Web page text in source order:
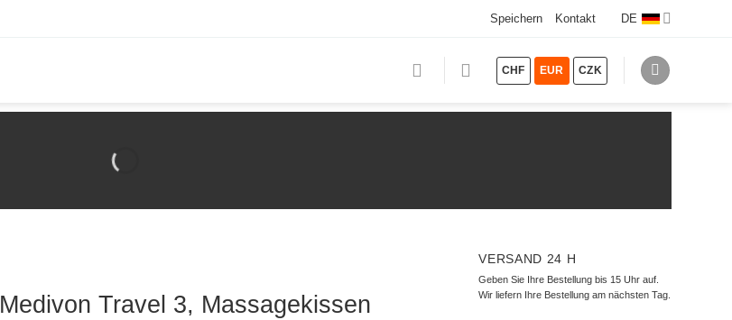
Speichern Kontakt DE
CHF EUR CZK
Medivon Travel 3, Massagekissen
VERSAND 24 H
Geben Sie Ihre Bestellung bis 15 Uhr auf.
Wir liefern Ihre Bestellung am nächsten Tag.